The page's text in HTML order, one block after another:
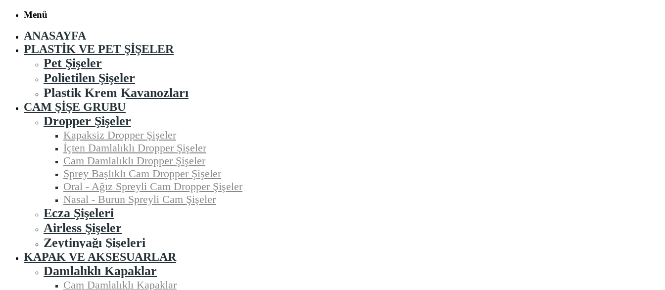
Menü
ANASAYFA
PLASTIK VE PET ŞIŞELER
Pet Şişeler
Polietilen Şişeler
Plastik Krem Kavanozları
CAM ŞIŞE GRUBU
Dropper Şişeler
Kapaksiz Dropper Şişeler
İçten Damlalıklı Dropper Şişeler
Cam Damlalıklı Dropper Şişeler
Sprey Başlıklı Cam Dropper Şişeler
Oral - Ağız Spreyli Cam Dropper Şişeler
Nasal - Burun Spreyli Cam Şişeler
Ecza Şişeleri
Airless Şişeler
Zeytinyağı Şişeleri
KAPAK VE AKSESUARLAR
Damlalıklı Kapaklar
Cam Damlalıklı Kapaklar